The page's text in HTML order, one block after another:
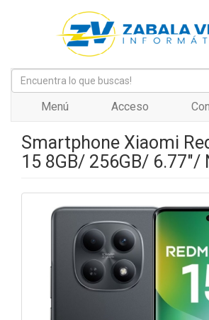
Menú Acceso
Smartphone Xiaomi
15 8GB/ 256GB/ 6.77"/